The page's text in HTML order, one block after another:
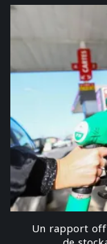
Un rapport